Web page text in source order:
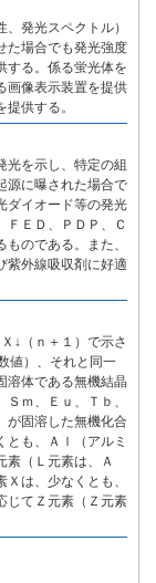
発光スペクトル）
た場合でも発光強度
する。係る蛍光体を
画像表示装置を提供
供する。
光を示し、特定の組
源に曝された場合で
ダイオード等の発光
ＦＥＤ、ＰＤＰ、Ｃ
のである。また、
紫外線吸収剤に好適
↓（ｎ＋１）で示さ
値）、それと同一
溶体である無機結晶
ｍ、Ｅｕ、Ｔｂ、
が固溶した無機化合
も、Ａｌ（アルミ
素（Ｌ元素は、Ａ
は、少なくとも、
じてＺ元素（Ｚ元素